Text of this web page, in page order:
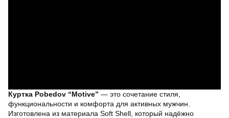
Куртка Pobedov “Motive” — это сочетание стиля,
функциональности и комфорта для активных мужчин.
Изготовлена из материала Soft Shell, который надёжно